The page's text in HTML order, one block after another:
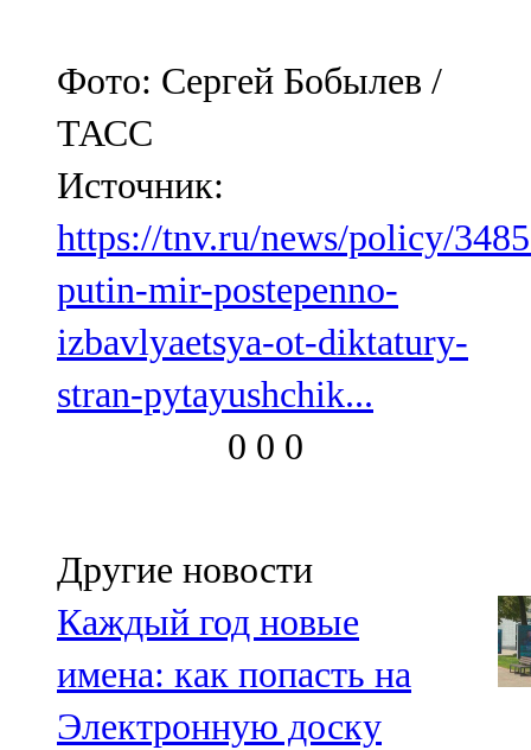
Фото: Сергей Бобылев /
ТАСС
Источник:
https://tnv.ru/news/policy/
putin-mir-postepenno-
izbavlyaetsya-ot-diktatury-
stran-pytayushchik...
0 0 0
Другие новости
Каждый год новые
имена: как попасть на
Электронную доску